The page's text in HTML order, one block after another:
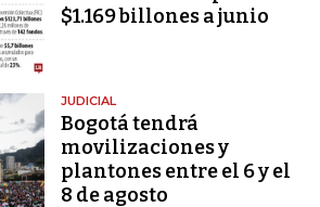
$1.169 billones a junio
JUDICIAL
Bogotá tendrá
movilizaciones y
plantones entre el 6 y el
8 de agosto